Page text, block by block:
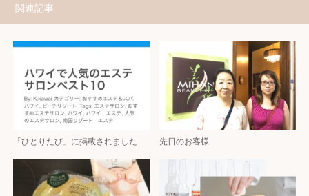
関連記事
「ひとりたび」に掲載されました 先日のお客様